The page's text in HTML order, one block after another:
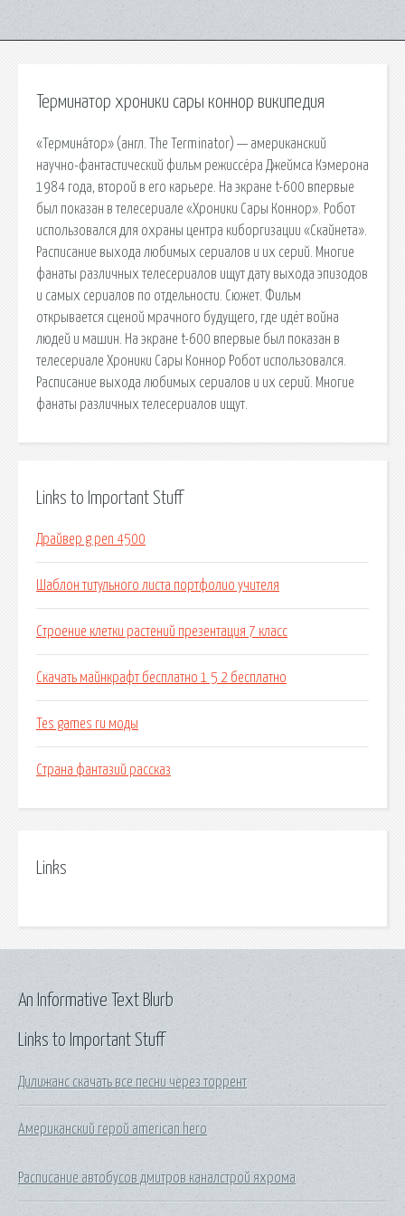
Терминатор хроники сары коннор википедия
«Термина́тор» (англ. The Terminator) — американский
научно-фантастический фильм режиссёра Джеймса Кэмерона
1984 года, второй в его карьере. На экране t-600 впервые
был показан в телесериале «Хроники Сары Коннор». Робот
использовался для охраны центра киборгизации «Скайнета».
Расписание выхода любимых сериалов и их серий. Многие
фанаты различных телесериалов ищут дату выхода эпизодов
и самых сериалов по отдельности. Сюжет. Фильм
открывается сценой мрачного будущего, где идёт война
людей и машин. На экране t-600 впервые был показан в
телесериале Хроники Сары Коннор Робот использовался.
Расписание выхода любимых сериалов и их серий. Многие
фанаты различных телесериалов ищут.
Links to Important Stuff
Драйвер g pen 4500
Шаблон титульного листа портфолио учителя
Строение клетки растений презентация 7 класс
Скачать майнкрафт бесплатно 1 5 2 бесплатно
Tes games ru моды
Страна фантазий рассказ
Links
Links to Important Stuff
Дилижанс скачать все песни через торрент
Американский герой american hero
Расписание автобусов дмитров каналстрой яхрома
An Informative Text Blurb